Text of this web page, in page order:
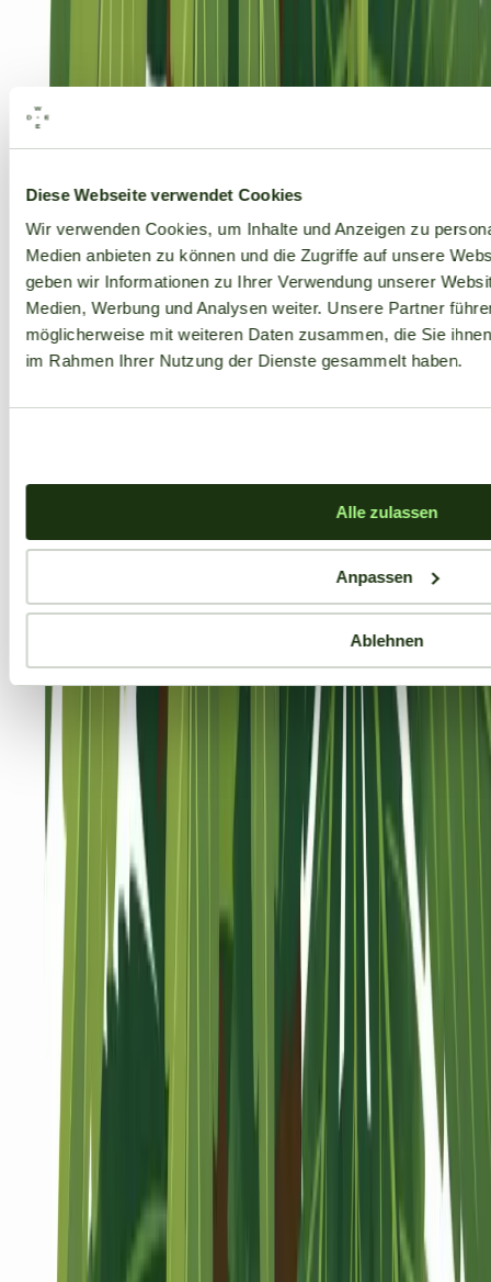
Diese Webseite verwendet Cookies
Wir verwenden Cookies, um Inhalte und Anzeigen zu
Medien anbieten zu können und die Zugriffe auf unsere
geben wir Informationen zu Ihrer Verwendung unserer
Medien, Werbung und Analysen weiter. Unsere Partner
möglicherweise mit weiteren Daten zusammen, die Sie
im Rahmen Ihrer Nutzung der Dienste gesammelt haben.
Alle zulassen
Anpassen
Ablehnen
Seedbanks